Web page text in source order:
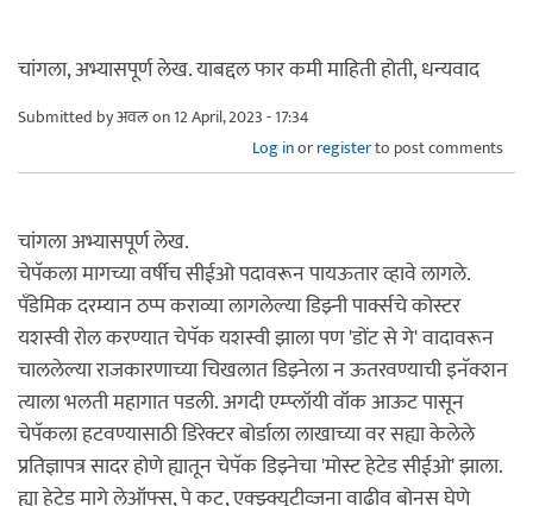
चांगला, अभ्यासपूर्ण लेख. याबद्दल फार कमी माहिती होती, धन्यवाद
Submitted byअवलon 12 April, 2023 - 17:34
Log inorregisterto post comments
चांगला अभ्यासपूर्ण लेख.
चेपॅकला मागच्या वर्षीच सीईओ पदावरून पायऊतार व्हावे लागले.
पँडेमिक दरम्यान ठप्प कराव्या लागलेल्या डिझ्नी पार्क्सचे कोस्टर
यशस्वी रोल करण्यात चेपॅक यशस्वी झाला पण 'डोंट से गे' वादावरून
चाललेल्या राजकारणाच्या चिखलात डिझ्नेला न ऊतरवण्याची इनॅक्शन
त्याला भलती महागात पडली. अगदी एम्प्लॉयी वॉक आऊट पासून
चेपॅकला हटवण्यासाठी डिरेक्टर बोर्डाला लाखाच्या वर सह्या केलेले
प्रतिज्ञापत्र सादर होणे ह्यातून चेपॅक डिझ्नेचा 'मोस्ट हेटेड सीईओ' झाला.